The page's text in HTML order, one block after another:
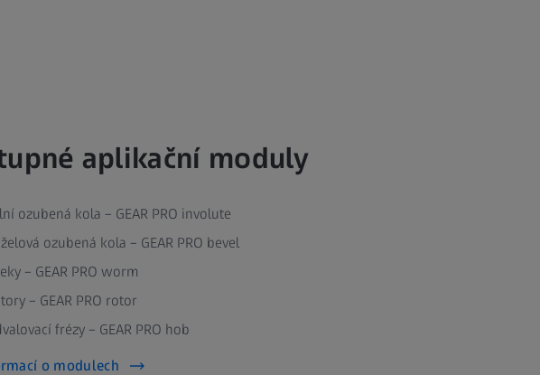
aplikační moduly
ozubená kola – GEAR PRO involute
ozubená kola – GEAR PRO bevel
– GEAR PRO worm
– GEAR PRO rotor
frézy – GEAR PRO hob
o modulech